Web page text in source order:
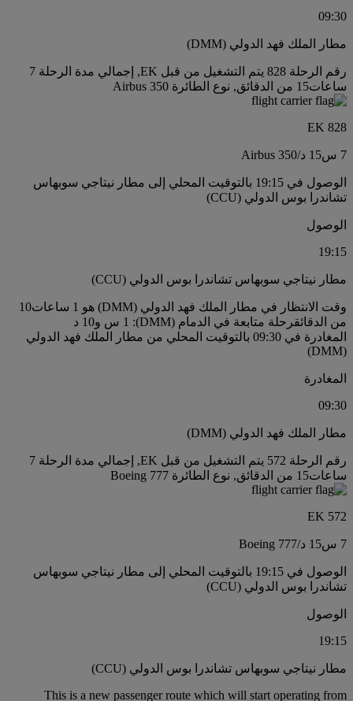
09:30
مطار الملك فهد الدولي (DMM)
رقم الرحلة 828 يتم التشغيل من قبل EK, إجمالي مدة الرحلة 7
ساعات15 من الدقائق, نوع الطائرة Airbus 350
EK 828
7 س 15 د /
Airbus 350
الوصول في 19:15 بالتوقيت المحلي إلى مطار نيتاجي سوبهاس
تشاندرا بوس الدولي (CCU)
الوصول
19:15
مطار نيتاجي سوبهاس تشاندرا بوس الدولي (CCU)
وقت الانتظار في مطار الملك فهد الدولي (DMM) هو 1 ساعات10
من الدقائقرحلة متابعة في الدمام (DMM): 1 س و10 د
المغادرة في 09:30 بالتوقيت المحلي من مطار الملك فهد الدولي
(DMM)
المغادرة
09:30
مطار الملك فهد الدولي (DMM)
رقم الرحلة 572 يتم التشغيل من قبل EK, إجمالي مدة الرحلة 7
ساعات15 من الدقائق, نوع الطائرة Boeing 777
EK 572
7 س 15 د /
Boeing 777
الوصول في 19:15 بالتوقيت المحلي إلى مطار نيتاجي سوبهاس
تشاندرا بوس الدولي (CCU)
الوصول
19:15
مطار نيتاجي سوبهاس تشاندرا بوس الدولي (CCU)
This is a new passenger route which will start operating from